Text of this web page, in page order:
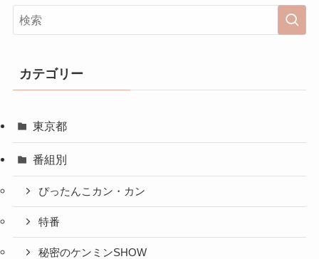
カテゴリー
東京都
番組別
ぴったんこカン・カン
特番
秘密のケンミンSHOW